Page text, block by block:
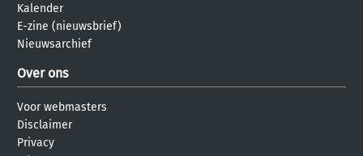
Kalender
E-zine (nieuwsbrief)
Nieuwsarchief
Over ons
Voor webmasters
Disclaimer
Privacy